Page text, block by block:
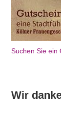
Suchen Sie ein
Wir